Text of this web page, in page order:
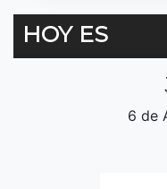
HOY ES
6 de